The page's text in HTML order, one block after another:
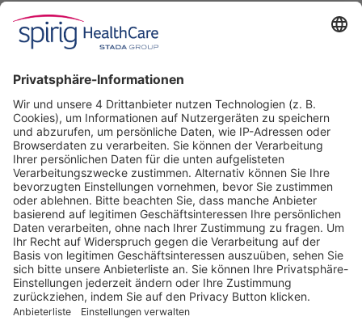
Industriestrasse 30
CH-4622 Egerkingen
Tel. +41 62 388 85 00
info@spirig-healthcare.ch
Pharmakovigilanz
Für Meldungen von unerwünschten Arzneimittelwirkungen zu
einem Medikament von Spirig HealthCare AG
Tel. +41 62 388 85 88
pharmacovigilance@spirig-healthcare.ch
FOLGEN SIE UNS